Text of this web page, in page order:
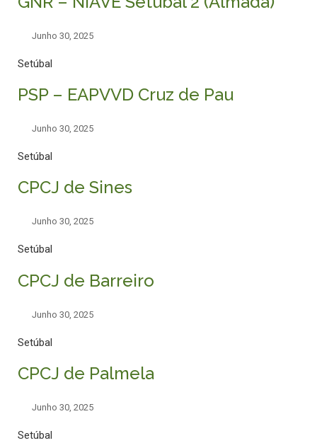
Junho 30, 2025
Setúbal
PSP – EAPVVD Cruz de Pau
Junho 30, 2025
Setúbal
CPCJ de Sines
Junho 30, 2025
Setúbal
CPCJ de Barreiro
Junho 30, 2025
Setúbal
CPCJ de Palmela
Junho 30, 2025
Setúbal